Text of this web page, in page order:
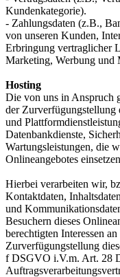
Kundenkategorie).
- Zahlungsdaten (z.B.,
von unseren Kunden,
Erbringung vertraglicher
Marketing, Werbung und
Hosting
Die von uns in Anspruch
der Zurverfügungstellung
und
Datenbankdienste,
Wartungsleistungen, die
Onlineangebotes
Hierbei verarbeiten wir,
Kontaktdaten,
und
Besuchern dieses
berechtigten Interessen
Zurverfügungstellung
f DSGVO i.V.m. Art. 28